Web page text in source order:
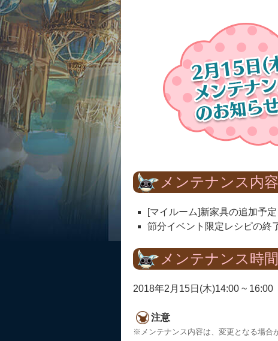
メンテナンス内容
[マイルーム]新家具の追加予定
節分イベント限定レシピの終
メンテナンス時間
2018年2月15日(木)14:00 ~ 16:00
注意
※メンテナンス内容は、変更となる場合